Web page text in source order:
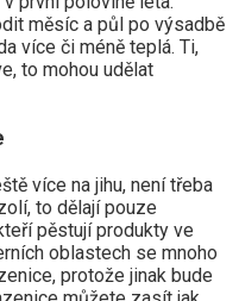
měsíc a půl po výsadbě
více či méně teplá. Ti,
to mohou udělat
více na jihu, není třeba
to dělají pouze
pěstují produkty ve
oblastech se mnoho
protože jinak bude